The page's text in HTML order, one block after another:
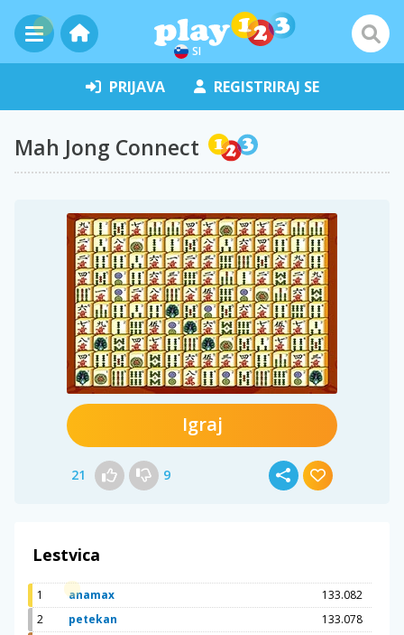
SI
PRIJAVA REGISTRIRAJ SE
Mah Jong Connect
Igraj
21 9
Lestvica
1 anamax
133.082
2
petekan
133.078